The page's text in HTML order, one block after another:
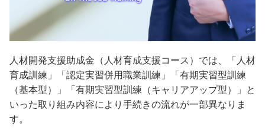
人材開発支援助成金（人材育成支援コース）では、「人材
育成訓練」「認定実習併用職業訓練」「有期実習型訓練
（基本型）」「有期実習型訓練（キャリアアップ型）」と
いった取り組み内容により手続きの流れが一部異なりま
す。